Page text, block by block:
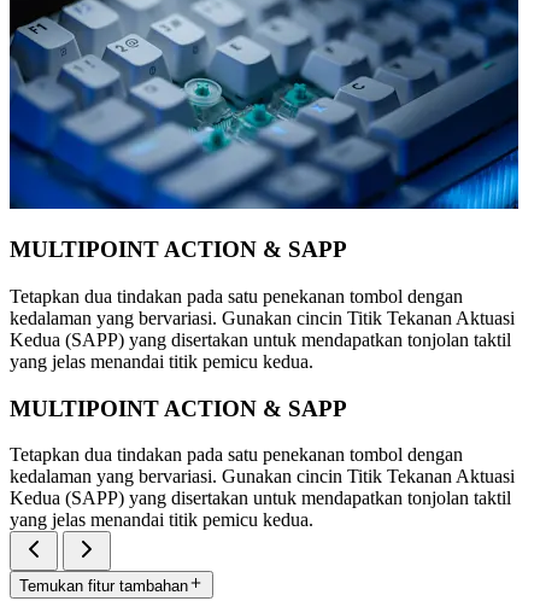
MULTIPOINT ACTION & SAPP
Tetapkan dua tindakan pada satu penekanan tombol dengan
kedalaman yang bervariasi. Gunakan cincin Titik Tekanan Aktuasi
Kedua (SAPP) yang disertakan untuk mendapatkan tonjolan taktil
yang jelas menandai titik pemicu kedua.
MULTIPOINT ACTION & SAPP
Tetapkan dua tindakan pada satu penekanan tombol dengan
kedalaman yang bervariasi. Gunakan cincin Titik Tekanan Aktuasi
Kedua (SAPP) yang disertakan untuk mendapatkan tonjolan taktil
yang jelas menandai titik pemicu kedua.
Temukan fitur tambahan